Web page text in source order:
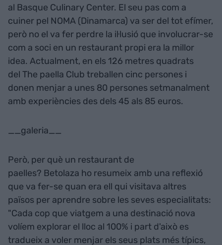
al Basque Culinary Center. El seu pas com a
cuiner pel NOMA (Dinamarca) va ser del tot efímer,
però no el va fer perdre la il·lusió que involucrar-se
com a soci en un restaurant propi era la millor
idea. Actualment, en els 126 metres quadrats
del The paella Club treballen cinc persones i
donen menjar a unes 80 persones setmanalment
amb experiències des dels 45 als 85 euros.
__galeria__
Però, per què un restaurant de
paelles? Betolaza ho resumeix amb una reflexió
que va fer-se quan era ell qui visitava altres
països per aprendre sobre les seves especialitats:
"Cada cop que viatgem a una destinació nova
volíem explorar el lloc al 100% i part d'això es
tradueix a voler menjar els seus plats més típics,